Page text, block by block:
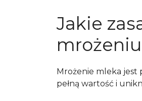
Jakie
Mrożenie mleka jest
pełną wartość i